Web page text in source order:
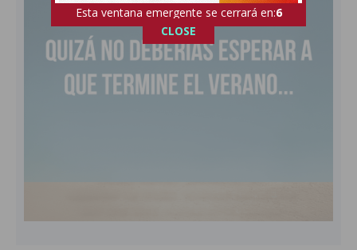
Esta ventana emergente se cerrará en:4
CLOSE